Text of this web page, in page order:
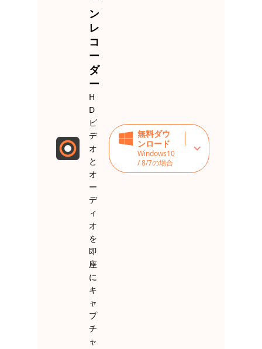
ン
レ
コ
ー
ダ
ー
H
D
ビ
デ
オ
と
オ
ー
デ
ィ
オ
を
即
座
に
キ
ャ
プ
チ
ャ
無料ダウ
ンロード
Windows10
/ 8/7の場合